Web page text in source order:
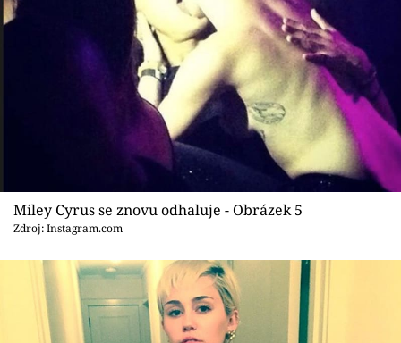
Miley Cyrus se znovu odhaluje - Obrázek 5
Zdroj: Instagram.com